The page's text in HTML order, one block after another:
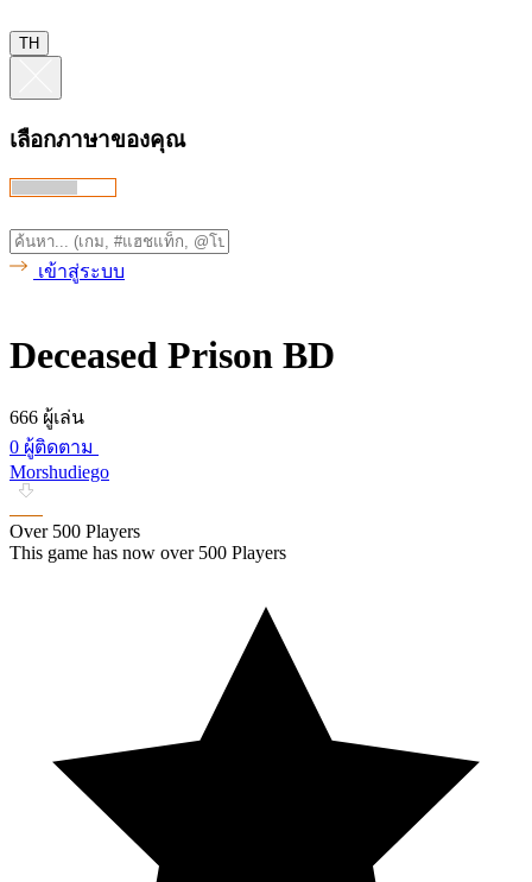
TH
เลือกภาษาของคุณ
เข้าสู่ระบบ
Deceased Prison BD
666 ผู้เล่น
0 ผู้ติดตาม
Morshudiego
Over 500 Players
This game has now over 500 Players